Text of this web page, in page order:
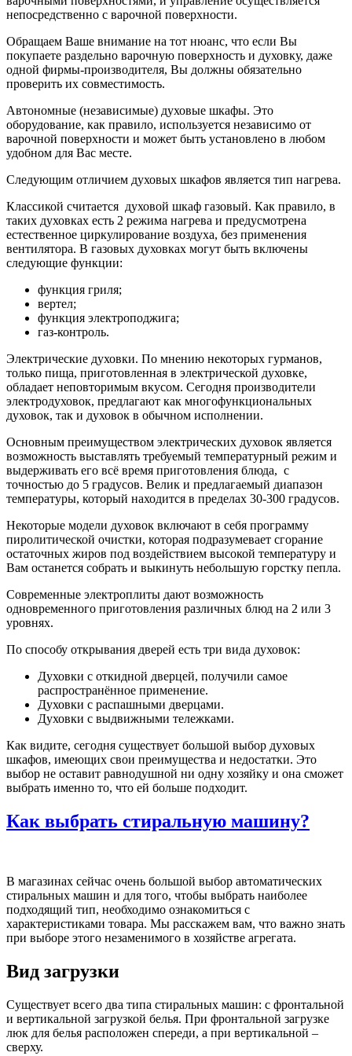
непосредственно с варочной поверхности.
Обращаем Ваше внимание на тот нюанс, что если Вы
покупаете раздельно варочную поверхность и духовку, даже
одной фирмы-производителя, Вы должны обязательно
проверить их совместимость.
Автономные (независимые) духовые шкафы. Это
оборудование, как правило, используется независимо от
варочной поверхности и может быть установлено в любом
удобном для Вас месте.
Следующим отличием духовых шкафов является тип нагрева.
Классикой считается духовой шкаф газовый. Как правило, в
таких духовках есть 2 режима нагрева и предусмотрена
естественное циркулирование воздуха, без применения
вентилятора. В газовых духовках могут быть включены
следующие функции:
функция гриля;
вертел;
функция электроподжига;
газ-контроль.
Электрические духовки. По мнению некоторых гурманов,
только пища, приготовленная в электрической духовке,
обладает неповторимым вкусом. Сегодня производители
электродуховок, предлагают как многофункциональных
духовок, так и духовок в обычном исполнении.
Основным преимуществом электрических духовок является
возможность выставлять требуемый температурный режим и
выдерживать его всё время приготовления блюда, с
точностью до 5 градусов. Велик и предлагаемый диапазон
температуры, который находится в пределах 30-300 градусов.
Некоторые модели духовок включают в себя программу
пиролитической очистки, которая подразумевает сгорание
остаточных жиров под воздействием высокой температуру и
Вам останется собрать и выкинуть небольшую горстку пепла.
Современные электроплиты дают возможность
одновременного приготовления различных блюд на 2 или 3
уровнях.
По способу открывания дверей есть три вида духовок:
Духовки с откидной дверцей, получили самое
распространённое применение.
Духовки с распашными дверцами.
Духовки с выдвижными тележками.
Как видите, сегодня существует большой выбор духовых
шкафов, имеющих свои преимущества и недостатки. Это
выбор не оставит равнодушной ни одну хозяйку и она сможет
выбрать именно то, что ей больше подходит.
Как выбрать стиральную машину?
В магазинах сейчас очень большой выбор автоматических
стиральных машин и для того, чтобы выбрать наиболее
подходящий тип, необходимо ознакомиться с
характеристиками товара. Мы расскажем вам, что важно знать
при выборе этого незаменимого в хозяйстве агрегата.
Вид загрузки
Существует всего два типа стиральных машин: с фронтальной
и вертикальной загрузкой белья. При фронтальной загрузке
люк для белья расположен спереди, а при вертикальной –
сверху.